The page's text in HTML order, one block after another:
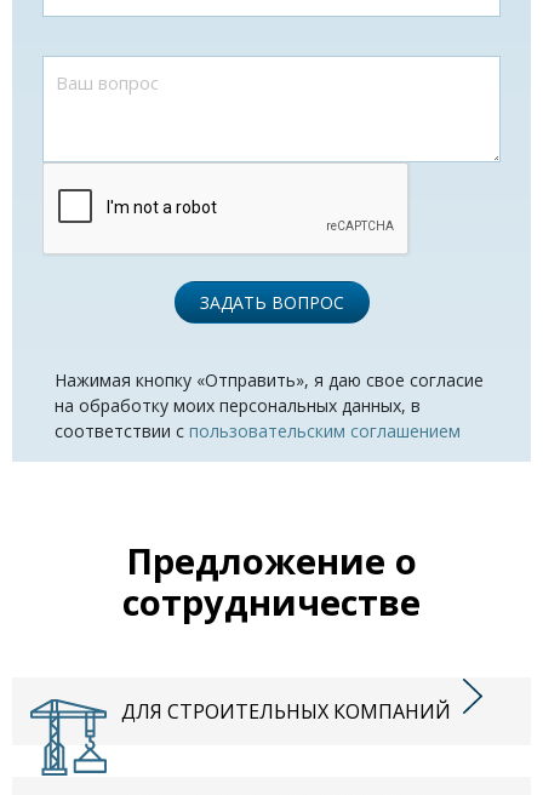
ЗАДАТЬ ВОПРОС
Нажимая кнопку «Отправить», я даю свое согласие
на обработку моих персональных данных, в
соответствии с пользовательским соглашением
Предложение о
сотрудничестве
ДЛЯ СТРОИТЕЛЬНЫХ КОМПАНИЙ